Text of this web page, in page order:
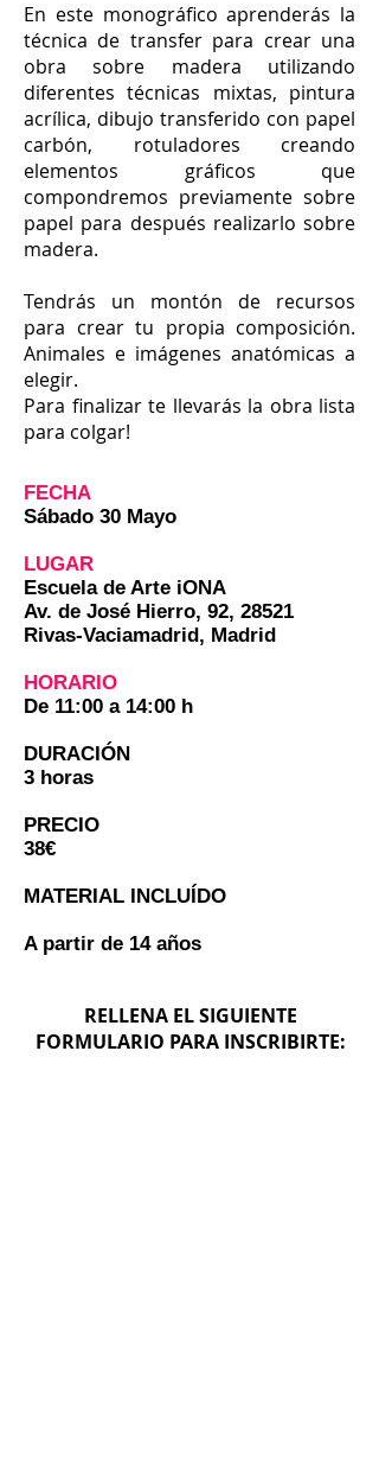
En este monográfico aprenderás la
técnica de transfer para crear una
obra sobre madera utilizando
diferentes técnicas mixtas, pintura
acrílica, dibujo transferido con papel
carbón, rotuladores creando
elementos gráficos que
compondremos previamente sobre
papel para después realizarlo sobre
madera.
Tendrás un montón de recursos
para crear tu propia composición.
Animales e imágenes anatómicas a
elegir.
Para finalizar te llevarás la obra lista
para colgar!
FECHA
Sábado 30 Mayo
LUGAR
Escuela de Arte iONA
Av. de José Hierro, 92, 28521
Rivas-Vaciamadrid, Madrid
HORARIO
De 11:00 a 14:00 h
DURACIÓN
3 horas
PRECIO
38€
MATERIAL INCLUÍDO
A partir de 14 años
RELLENA EL SIGUIENTE
FORMULARIO PARA INSCRIBIRTE: